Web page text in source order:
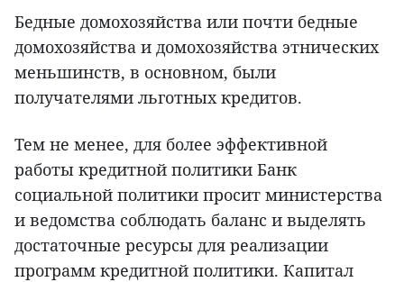
Бедные домохозяйства или почти бедные
домохозяйства и домохозяйства этнических
меньшинств, в основном, были
получателями льготных кредитов.
Тем не менее, для более эффективной
работы кредитной политики Банк
социальной политики просит министерства
и ведомства соблюдать баланс и выделять
достаточные ресурсы для реализации
программ кредитной политики. Капитал